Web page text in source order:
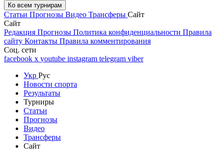
Ко всем турнирам
Статьи Прогнозы Видео Трансферы Сайт
Сайт
Редакция Прогнозы Политика конфиденциальности Правила
сайту Контакты Правила комментирования
Соц. сети
facebook x youtube instagram telegram viber
Укр Рус
Новости спорта
Результаты
Турниры
Статьи
Прогнозы
Видео
Трансферы
Сайт